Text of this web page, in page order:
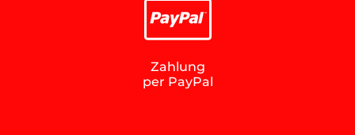
Zahlung
per PayPal